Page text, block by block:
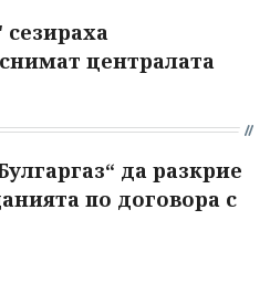
централата
да разкрие
по договора с